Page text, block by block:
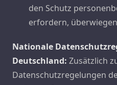
den Schutz
erfordern,
Nationale
Deutschland: Zusätzlich
Datenschutzregelungen